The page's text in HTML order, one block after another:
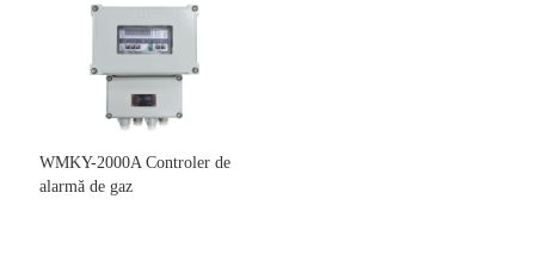
WMKY-2000A Controler de
alarmă de gaz